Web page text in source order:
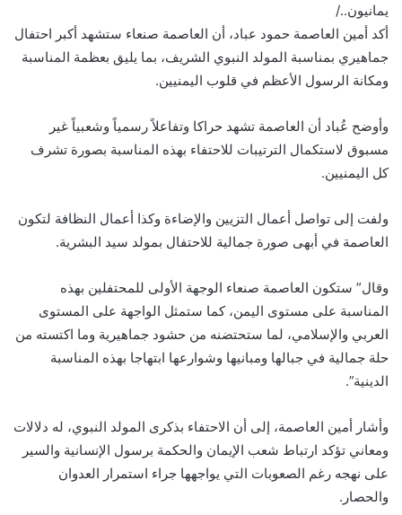
يمانيون../
أكد أمين العاصمة حمود عباد، أن العاصمة صنعاء ستشهد أكبر احتفال
جماهيري بمناسبة المولد النبوي الشريف، بما يليق بعظمة المناسبة
ومكانة الرسول الأعظم في قلوب اليمنيين.
وأوضح عُباد أن العاصمة تشهد حراكا وتفاعلاً رسمياً وشعبياً غير
مسبوق لاستكمال الترتيبات للاحتفاء بهذه المناسبة بصورة تشرف
كل اليمنيين.
ولفت إلى تواصل أعمال التزيين والإضاءة وكذا أعمال النظافة لتكون
العاصمة في أبهى صورة جمالية للاحتفال بمولد سيد البشرية.
وقال” ستكون العاصمة صنعاء الوجهة الأولى للمحتفلين بهذه
المناسبة على مستوى اليمن، كما ستمثل الواجهة على المستوى
العربي والإسلامي، لما ستحتضنه من حشود جماهيرية وما اكتسته من
حلة جمالية في جبالها ومبانيها وشوارعها ابتهاجا بهذه المناسبة
الدينية”.
وأشار أمين العاصمة، إلى أن الاحتفاء بذكرى المولد النبوي، له دلالات
ومعاني تؤكد ارتباط شعب الإيمان والحكمة برسول الإنسانية والسير
على نهجه رغم الصعوبات التي يواجهها جراء استمرار العدوان
والحصار.